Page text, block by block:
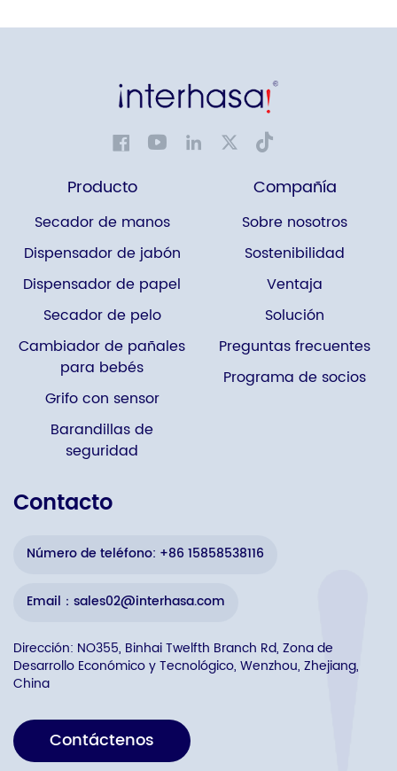
Producto
Secador de manos
Dispensador de jabón
Dispensador de papel
Secador de pelo
Cambiador de pañales
para bebés
Grifo con sensor
Barandillas de
seguridad
Compañía
Sobre nosotros
Sostenibilidad
Ventaja
Solución
Preguntas frecuentes
Programa de socios
Contacto
Número de teléfono: +86 15858538116
Email：sales02@interhasa.com
Dirección: NO355, Binhai Twelfth Branch Rd, Zona de
Desarrollo Económico y Tecnológico, Wenzhou, Zhejiang,
China
Contáctenos